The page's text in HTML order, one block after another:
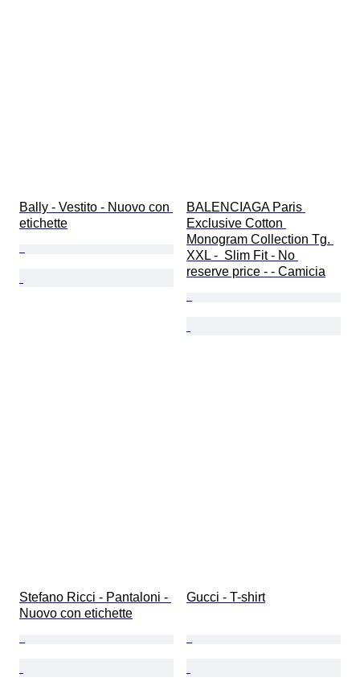
Bally - Vestito - Nuovo con
etichette
BALENCIAGA Paris
Exclusive Cotton
Monogram Collection Tg.
XXL -  Slim Fit - No
reserve price - - Camicia
Stefano Ricci - Pantaloni -
Nuovo con etichette
Gucci - T-shirt